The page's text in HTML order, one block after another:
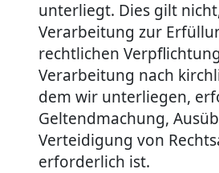
unterliegt. Dies gilt
Verarbeitung zur
rechtlichen
Verarbeitung nach
dem wir unterliegen,
Geltendmachung,
Verteidigung von
erforderlich ist.